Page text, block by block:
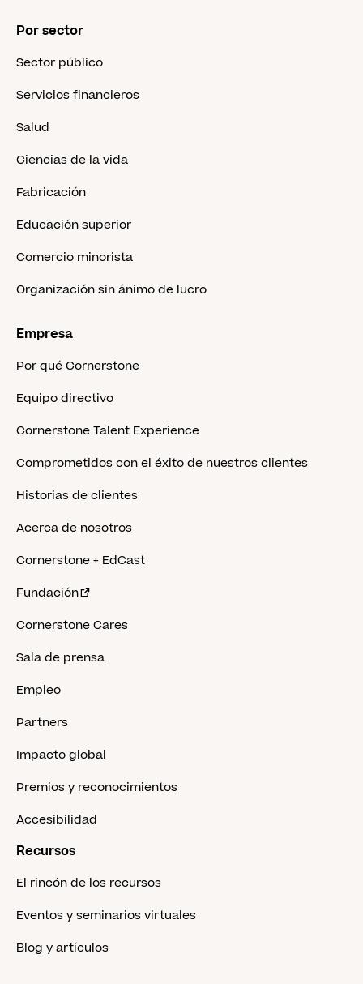
Por sector
Sector público
Servicios financieros
Salud
Ciencias de la vida
Fabricación
Educación superior
Comercio minorista
Organización sin ánimo de lucro
Empresa
Por qué Cornerstone
Equipo directivo
Cornerstone Talent Experience
Comprometidos con el éxito de nuestros clientes
Historias de clientes
Acerca de nosotros
Cornerstone + EdCast
Fundación
Cornerstone Cares
Sala de prensa
Empleo
Partners
Impacto global
Premios y reconocimientos
Accesibilidad
Recursos
El rincón de los recursos
Eventos y seminarios virtuales
Blog y artículos